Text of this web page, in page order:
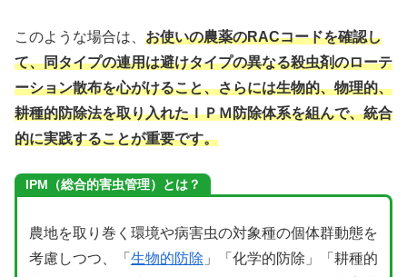
このような場合は、 お使いの農薬のRACコードを確認し
て、同タイプの連用は避けタイプの異なる殺虫剤のローテ
ーション散布を心がけること、さらには生物的、物理的、
耕種的防除法を取り入れたＩＰＭ防除体系を組んで、統合
的に実践することが重要です。
IPM（総合的害虫管理）とは？
農地を取り巻く環境や病害虫の対象種の個体群動態を
考慮しつつ、「 生物的防除 」「化学的防除」「耕種的